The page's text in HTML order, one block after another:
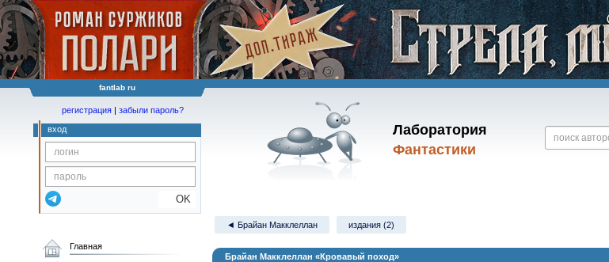
fantlab ru
Лаборатория
Фантастики
регистрация | забыли пароль?
вход
OK
◄ Брайан Макклеллан издания (2)
Брайан Макклеллан «Кровавый поход»
Главная